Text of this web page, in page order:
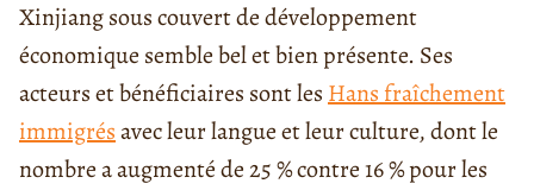
Xinjiangsous couvert de développement
économique semble bel et bien présente. Ses
acteurs et bénéficiaires sont les Hans fraîchement
immigrésavec leur langue et leur culture, dont le
nombre a augmenté de 25 % contre 16 % pour les